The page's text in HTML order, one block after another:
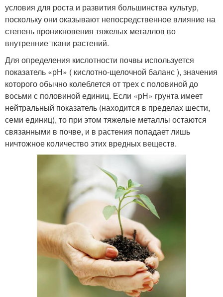
условия для роста и развития большинства культур,
поскольку они оказывают непосредственное влияние на
степень проникновения тяжелых металлов во
внутренние ткани растений.
Для определения кислотности почвы используется
показатель «рН» ( кислотно-щелочной баланс ), значения
которого обычно колеблется от трех с половиной до
восьми с половиной единиц. Если «рН» грунта имеет
нейтральный показатель (находится в пределах шести,
семи единиц), то при этом тяжелые металлы остаются
связанными в почве, и в растения попадает лишь
ничтожное количество этих вредных веществ.